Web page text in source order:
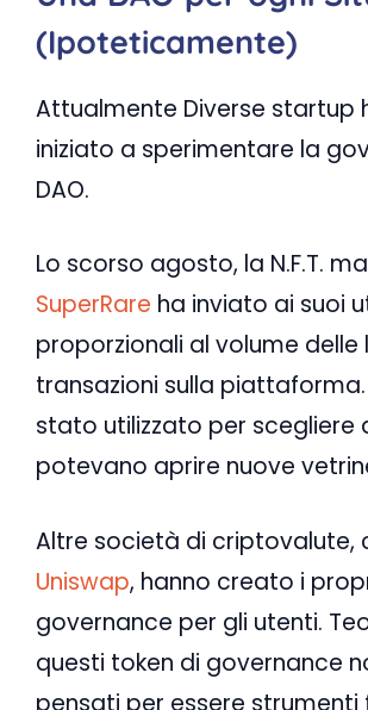
(Ipoteticamente)
Attualmente Diverse startup
iniziato a sperimentare la
DAO.
Lo scorso agosto, la N.F.T.
SuperRare ha inviato ai suoi
proporzionali al volume delle
transazioni sulla piattaforma.
stato utilizzato per scegliere
potevano aprire nuove
Altre società di criptovalute,
Uniswap, hanno creato i
governance per gli utenti.
questi token di governance
pensati per essere strumenti